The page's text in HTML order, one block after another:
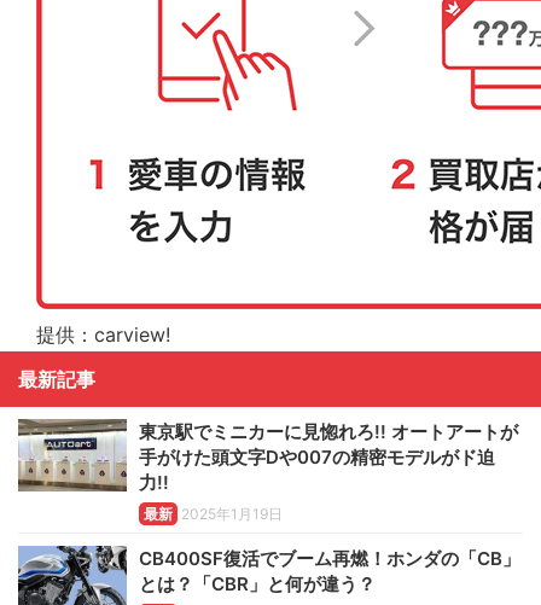
提供：carview!
最新記事
東京駅でミニカーに見惚れろ!! オートアートが
手がけた頭文字Dや007の精密モデルがド迫
力!!
最新 2025年1月19日
CB400SF復活でブーム再燃！ホンダの「CB」
とは？「CBR」と何が違う？